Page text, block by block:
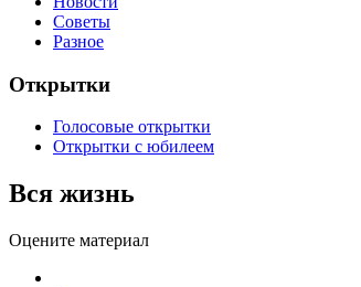
Советы
Разное
Открытки
Голосовые открытки
Открытки с юбилеем
Вся жизнь
Оцените материал